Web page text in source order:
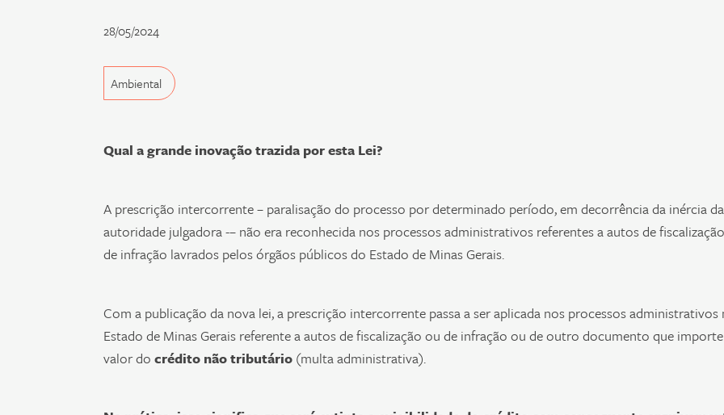
28/05/2024
Ambiental
Qual a grande inovação trazida por esta Lei?
A prescrição intercorrente – paralisação do processo por determinado período, em decorrência da inércia da
autoridade julgadora -– não era reconhecida nos processos administrativos referentes a autos de
de infração lavrados pelos órgãos públicos do Estado de Minas Gerais.
Com a publicação da nova lei, a prescrição intercorrente passa a ser aplicada nos processos administrativos
Estado de Minas Gerais referente a autos de fiscalização ou de infração ou de outro documento que
valor do crédito não tributário (multa administrativa).